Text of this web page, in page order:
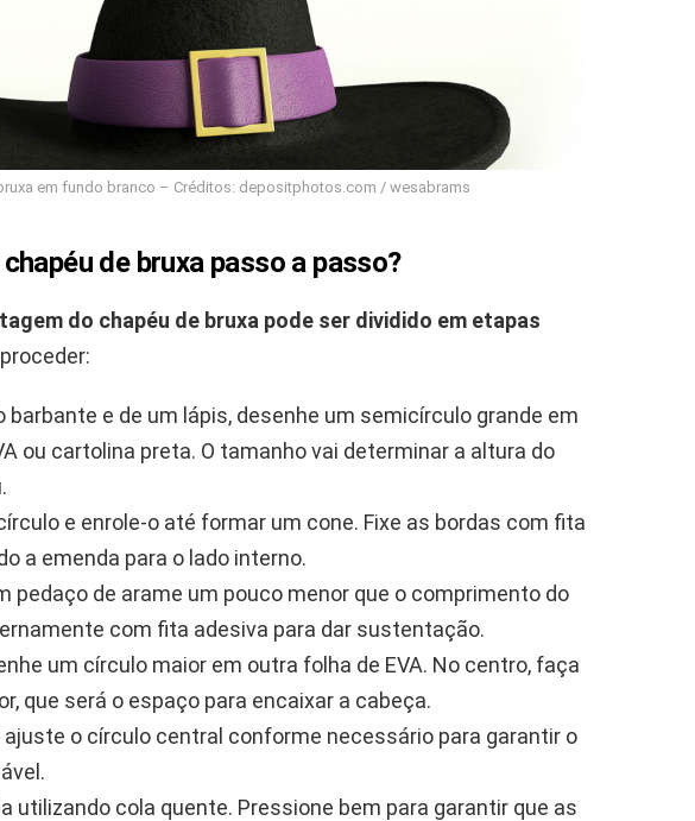
em fundo branco – Créditos: depositphotos.com / wesabrams
de bruxa passo a passo?
do chapéu de bruxa pode ser dividido em etapas
barbante e de um lápis, desenhe um semicírculo grande em
ou cartolina preta. O tamanho vai determinar a altura do
e enrole-o até formar um cone. Fixe as bordas com fita
a emenda para o lado interno.
pedaço de arame um pouco menor que o comprimento do
com fita adesiva para dar sustentação.
um círculo maior em outra folha de EVA. No centro, faça
que será o espaço para encaixar a cabeça.
ajuste o círculo central conforme necessário para garantir o
utilizando cola quente. Pressione bem para garantir que as